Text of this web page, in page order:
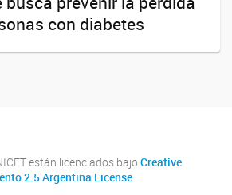
con diabetes
están licenciados bajo Creative
2.5 Argentina License